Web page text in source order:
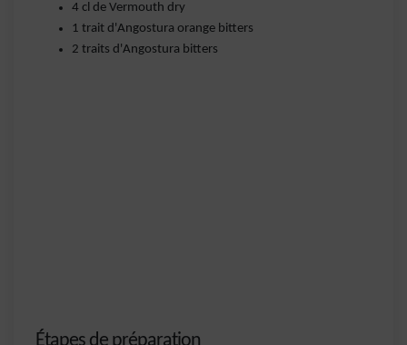
4 cl de Vermouth dry
1 trait d'Angostura orange bitters
2 traits d'Angostura bitters